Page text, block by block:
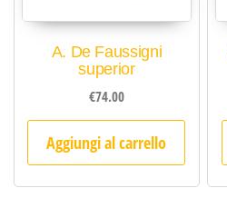
A. De Faussigni
superior
€74.00
Aggiungi al carrello